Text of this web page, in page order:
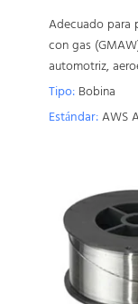
Adecuado para
con gas
automotriz,
Tipo: Bobina
Estándar:AWS